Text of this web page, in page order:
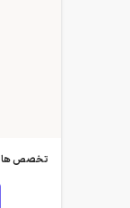
تخصص ها